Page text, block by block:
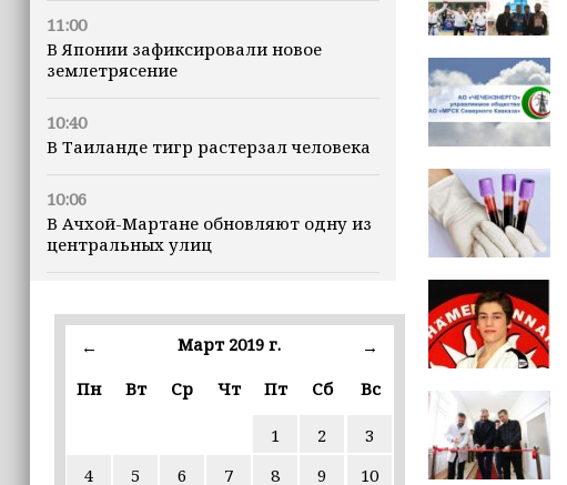
11:00
В Японии зафиксировали новое
землетрясение
10:40
В Таиланде тигр растерзал человека
10:06
В Ачхой-Мартане обновляют одну из
центральных улиц
Минтруд ЧР усилит контроль за
качеством социальных услуг
09:41
отметил вклад Ахмата-Хаджи
← Март 2019 г.
→
Пн
Вт Ср Чт Пт Сб Вс
1 2
3
4
5 6 7 8 9 10